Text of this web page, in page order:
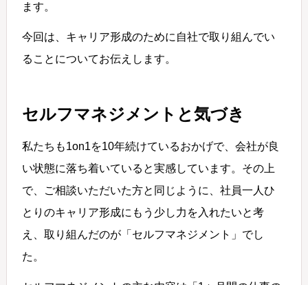
ます。
今回は、キャリア形成のために自社で取り組んでい
ることについてお伝えします。
セルフマネジメントと気づき
私たちも1on1を10年続けているおかげで、会社が良
い状態に落ち着いていると実感しています。その上
で、ご相談いただいた方と同じように、社員一人ひ
とりのキャリア形成にもう少し力を入れたいと考
え、取り組んだのが「セルフマネジメント」でし
た。